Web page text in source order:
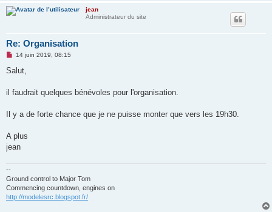
jean
Administrateur du site
Re: Organisation
M
s
g
o
n
u
14 juin 2019, 08:15
Salut,
il faudrait quelques bénévoles pour l'organisation.
Il y a de forte chance que je ne puisse monter que vers les 19h30.
A plus
jean
--
Ground control to Major Tom
Commencing countdown, engines on
http://modelesrc.blogspot.fr/